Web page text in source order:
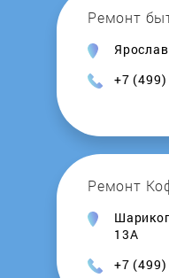
Ремонт
+7
Ремонт
13А
+7